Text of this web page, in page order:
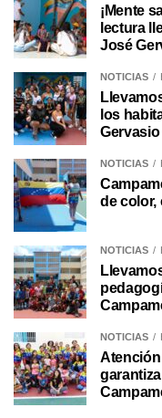
¡Mente
lectura
José
NOTICIAS
los
NOTICIAS
de color,
NOTICIAS
NOTICIAS
Atención